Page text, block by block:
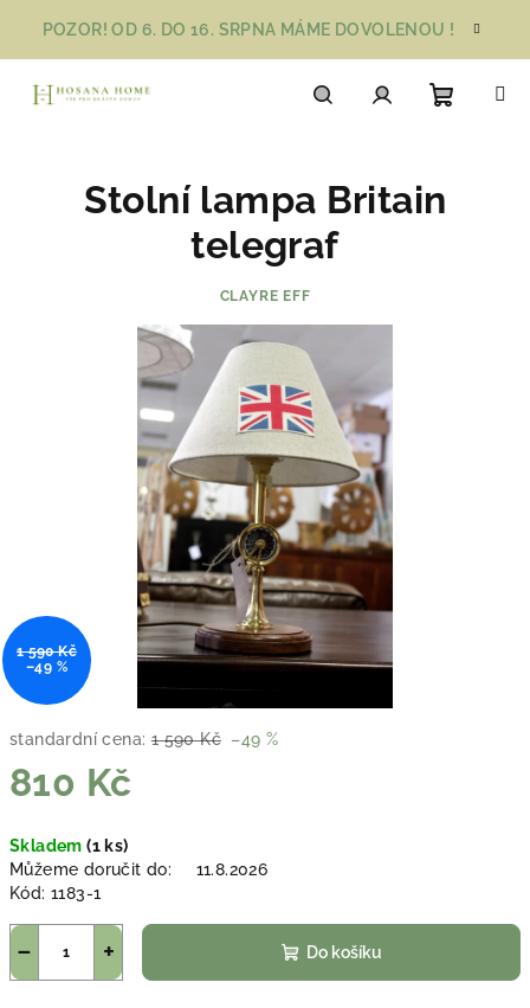
obsah
POZOR! OD 6. DO 16. SRPNA MÁME DOVOLENOU !
košík
standardní cena: 1 590 Kč –49 %
810 Kč
cena:
Skladem(1 ks)
Můžeme doručit do:
11.8.2026
Kód: 1183-1
+
− Do košíku
Stolní lampa Britain
telegraf
CLAYRE EFF
1 590 Kč
–49 %